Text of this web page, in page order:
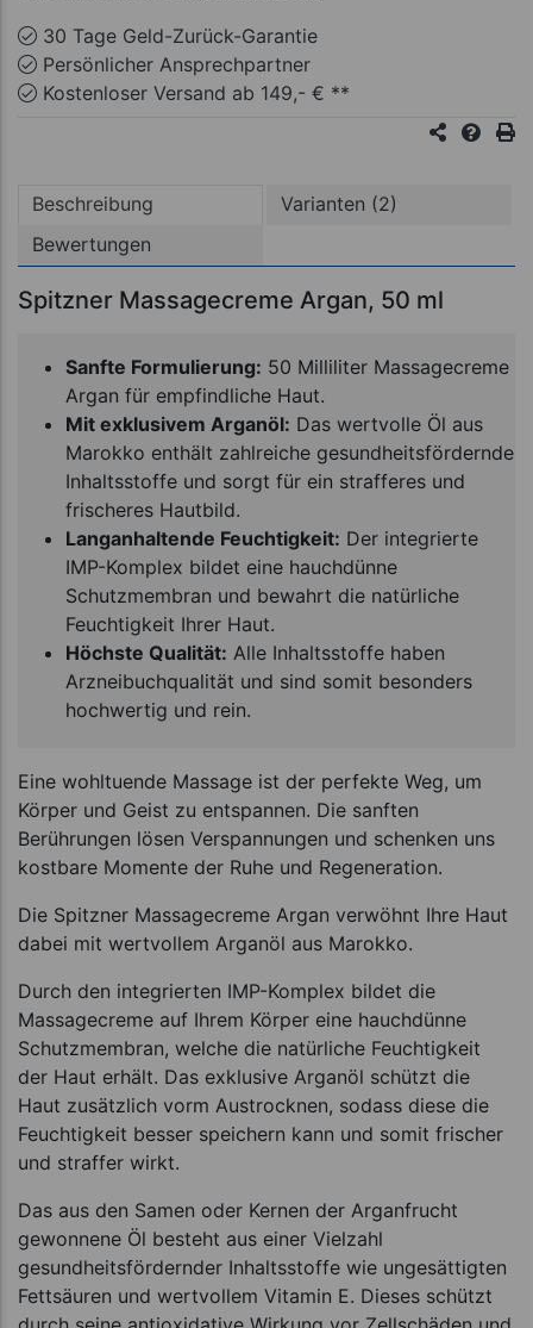
30 Tage Geld-Zurück-Garantie
Persönlicher Ansprechpartner
Kostenloser Versand ab 149,- € **
Beschreibung
Varianten (2)
Bewertungen
Spitzner Massagecreme Argan, 50 ml
Sanfte Formulierung: 50 Milliliter Massagecreme
Argan für empfindliche Haut.
Mit exklusivem Arganöl: Das wertvolle Öl aus
Marokko enthält zahlreiche gesundheitsfördernde
Inhaltsstoffe und sorgt für ein strafferes und
frischeres Hautbild.
Langanhaltende Feuchtigkeit: Der integrierte
IMP-Komplex bildet eine hauchdünne
Schutzmembran und bewahrt die natürliche
Feuchtigkeit Ihrer Haut.
Höchste Qualität: Alle Inhaltsstoffe haben
Arzneibuchqualität und sind somit besonders
hochwertig und rein.
Eine wohltuende Massage ist der perfekte Weg, um
Körper und Geist zu entspannen. Die sanften
Berührungen lösen Verspannungen und schenken uns
kostbare Momente der Ruhe und Regeneration.
Die Spitzner Massagecreme Argan verwöhnt Ihre Haut
dabei mit wertvollem Arganöl aus Marokko.
Durch den integrierten IMP-Komplex bildet die
Massagecreme auf Ihrem Körper eine hauchdünne
Schutzmembran, welche die natürliche Feuchtigkeit
der Haut erhält. Das exklusive Arganöl schützt die
Haut zusätzlich vorm Austrocknen, sodass diese die
Feuchtigkeit besser speichern kann und somit frischer
und straffer wirkt.
Das aus den Samen oder Kernen der Arganfrucht
gewonnene Öl besteht aus einer Vielzahl
gesundheitsfördernder Inhaltsstoffe wie ungesättigten
Fettsäuren und wertvollem Vitamin E. Dieses schützt